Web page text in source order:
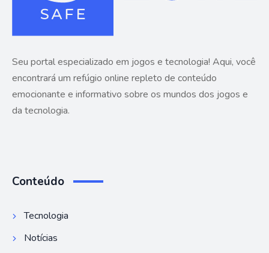
Seu portal especializado em jogos e tecnologia! Aqui, você
encontrará um refúgio online repleto de conteúdo
emocionante e informativo sobre os mundos dos jogos e
da tecnologia.
Conteúdo
Tecnologia
Notícias